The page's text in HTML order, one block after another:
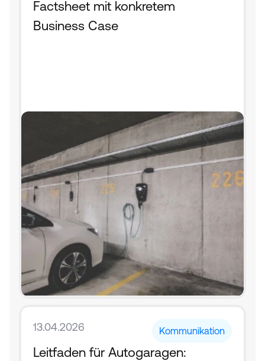
Factsheet mit konkretem
Business Case
13.04.2026 Kommunikation
Leitfaden für Autogaragen: